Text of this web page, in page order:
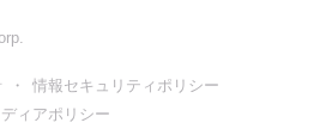
情報セキュリティポリシー
ィアポリシー